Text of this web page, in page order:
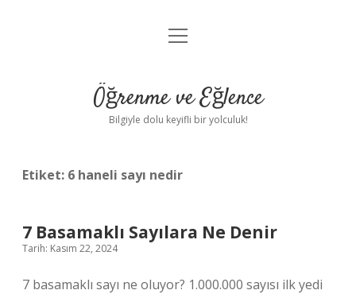
Anasayfa
Yasal Uyarı
menüyü
Öğrenme ve Eğlence
Bilgiyle dolu keyifli bir yolculuk!
Etiket: 6 haneli sayı nedir
7 Basamaklı Sayılara Ne Denir
Tarih: Kasım 22, 2024
7 basamaklı sayı ne oluyor? 1.000.000 sayısı ilk yedi